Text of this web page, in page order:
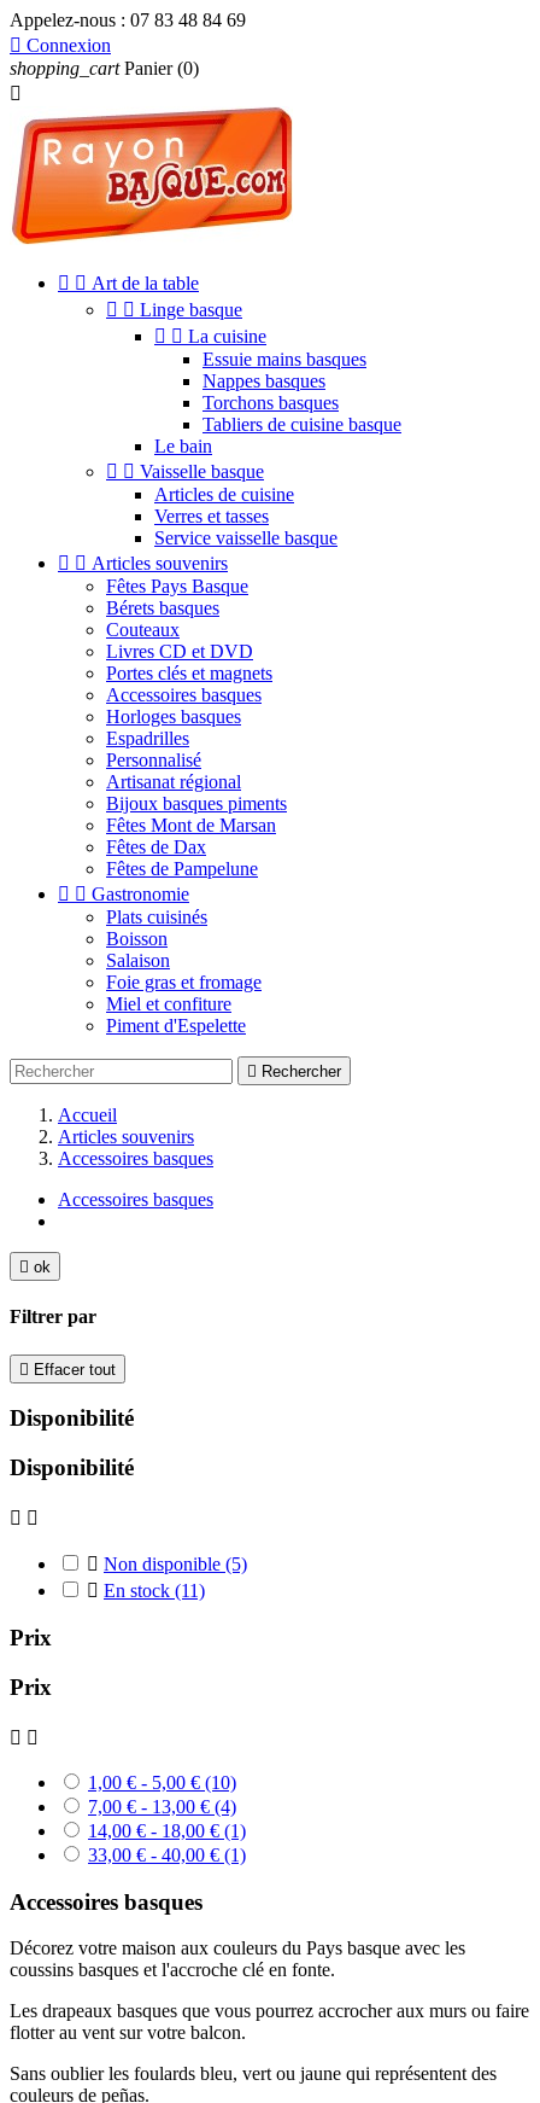
Appelez-nous : 07 83 48 84 69
 Connexion
shopping_cart Panier (0)

  Art de la table
  Linge basque
  La cuisine
Essuie mains basques
Nappes basques
Torchons basques
Tabliers de cuisine basque
Le bain
  Vaisselle basque
Articles de cuisine
Verres et tasses
Service vaisselle basque
  Articles souvenirs
Fêtes Pays Basque
Bérets basques
Couteaux
Livres CD et DVD
Portes clés et magnets
Accessoires basques
Horloges basques
Espadrilles
Personnalisé
Artisanat régional
Bijoux basques piments
Fêtes Mont de Marsan
Fêtes de Dax
Fêtes de Pampelune
  Gastronomie
Plats cuisinés
Boisson
Salaison
Foie gras et fromage
Miel et confiture
Piment d'Espelette
 Rechercher
Accueil
Articles souvenirs
Accessoires basques
Accessoires basques
 ok
Filtrer par
 Effacer tout
Disponibilité
Disponibilité
 
 Non disponible (5)
 En stock (11)
Prix
Prix
 
1,00 € - 5,00 € (10)
7,00 € - 13,00 € (4)
14,00 € - 18,00 € (1)
33,00 € - 40,00 € (1)
Accessoires basques
Décorez votre maison aux couleurs du Pays basque avec les
coussins basques et l'accroche clé en fonte.
Les drapeaux basques que vous pourrez accrocher aux murs ou faire
flotter au vent sur votre balcon.
Sans oublier les foulards bleu, vert ou jaune qui représentent des
couleurs de peñas.